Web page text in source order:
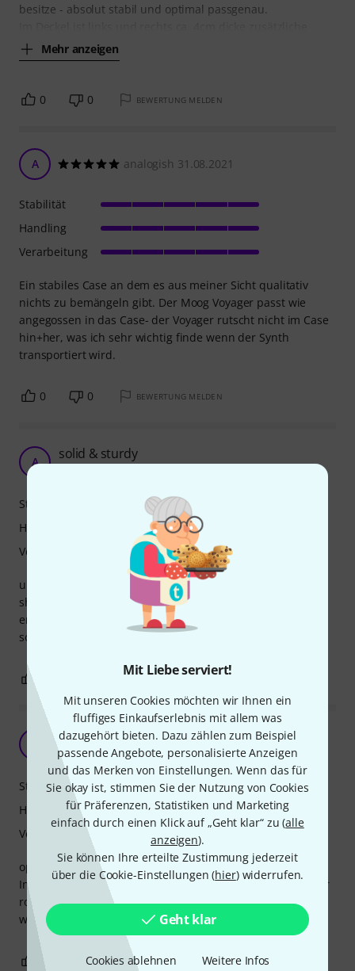
Mit Liebe serviert!
Mit unseren Cookies möchten wir Ihnen ein
fluffiges Einkaufserlebnis mit allem was
dazugehört bieten. Dazu zählen zum Beispiel
passende Angebote, personalisierte Anzeigen
und das Merken von Einstellungen. Wenn das für
Sie okay ist, stimmen Sie der Nutzung von Cookies
für Präferenzen, Statistiken und Marketing
einfach durch einen Klick auf „Geht klar“ zu (alle
anzeigen).
Sie können Ihre erteilte Zustimmung jederzeit
über die Cookie-Einstellungen (hier) widerrufen.
Geht klar
Cookies ablehnen Weitere Infos
besitze - absolut stabil und optimal passgenau.
Mehr anzeigen
0 0 BEWERTUNG MELDEN
A analogish 31.08.2021
Ein stabiles Case an dem es aus meiner Sicht qualitativ
nichts zu bemängeln gibt. Der Moog Voyager passt wie
angegossen in das Case- der Voyager rutscht nicht im Case
hin+her, was ich sehr wichtig finde wenn der Synth
transportiert wird.
Stabilität
Handling
Verarbeitung
0 0 BEWERTUNG MELDEN
A solid & sturdy
ultra sturdy case. bought it to carry my minimoog. Had to
shave off a bit of the foam though to make it fit but in the
end it worked perfectly and my minimoog was safe and
sound in the cargo hold of the plane.
Stabilität
Handling
Verarbeitung
BEWERTUNG MELDEN
gutes Case
U.Jakobs 31.10.2018
optimale Abmessungen für den Moog. Durchdachte
Innenpolsterung ohne Druck auf die Potis auszuüben. Sehr
robustes gutes Case, dass zusammen mit dem Moog alt
werden kann ;-)
Stabilität
Handling
Verarbeitung
0 BEWERTUNG MELDEN